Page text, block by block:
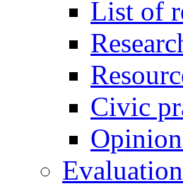
List of
Civic